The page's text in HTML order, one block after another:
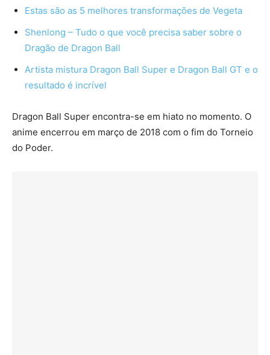
Estas são as 5 melhores transformações de Vegeta
Shenlong – Tudo o que você precisa saber sobre o
Dragão de Dragon Ball
Artista mistura Dragon Ball Super e Dragon Ball GT e o
resultado é incrível
Dragon Ball Super encontra-se em hiato no momento. O
anime encerrou em março de 2018 com o fim do Torneio
do Poder.